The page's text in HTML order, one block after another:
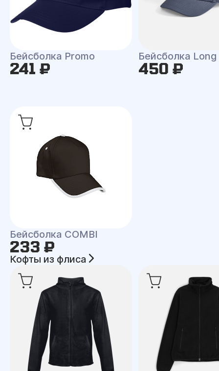
Бейсболка Promo
241 ₽
Бейсболка
450 ₽
Бейсболка COMBI
233 ₽
Кофты из флиса